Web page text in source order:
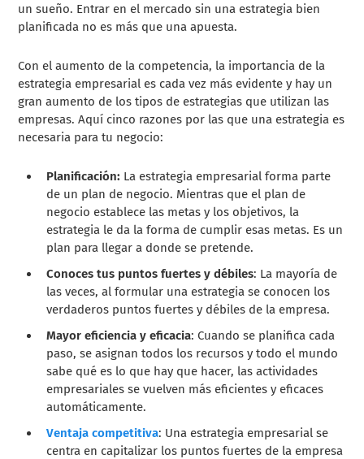
un sueño. Entrar en el mercado sin una estrategia bien
planificada no es más que una apuesta.
Con el aumento de la competencia, la importancia de la
estrategia empresarial es cada vez más evidente y hay un
gran aumento de los tipos de estrategias que utilizan las
empresas. Aquí cinco razones por las que una estrategia es
necesaria para tu negocio:
Planificación: La estrategia empresarial forma parte
de un plan de negocio. Mientras que el plan de
negocio establece las metas y los objetivos, la
estrategia le da la forma de cumplir esas metas. Es un
plan para llegar a donde se pretende.
Conoces tus puntos fuertes y débiles: La mayoría de
las veces, al formular una estrategia se conocen los
verdaderos puntos fuertes y débiles de la empresa.
Mayor eficiencia y eficacia: Cuando se planifica cada
paso, se asignan todos los recursos y todo el mundo
sabe qué es lo que hay que hacer, las actividades
empresariales se vuelven más eficientes y eficaces
automáticamente.
Ventaja competitiva: Una estrategia empresarial se
centra en capitalizar los puntos fuertes de la empresa